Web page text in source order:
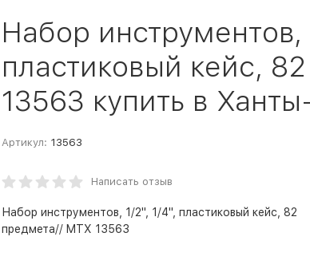
Набор инструментов,
пластиковый кейс,
13563 купить в
Артикул: 13563
Написать отзыв
Набор инструментов, 1/2", 1/4", пластиковый кейс, 82
предмета// MTX 13563